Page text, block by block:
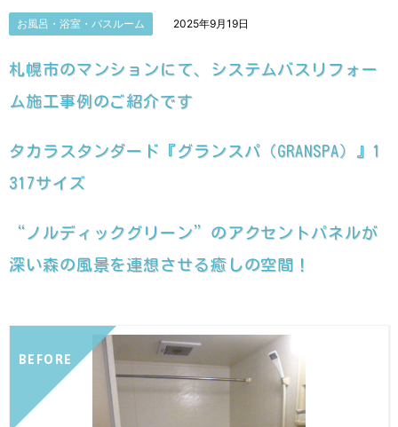
お風呂・浴室・バスルーム 2025年9月19日
札幌市のマンションにて、システムバスリフォー
ム施工事例のご紹介です
タカラスタンダード『グランスパ（GRANSPA）』1
317サイズ
“ノルディックグリーン”のアクセントパネルが
深い森の風景を連想させる癒しの空間！
BEFORE